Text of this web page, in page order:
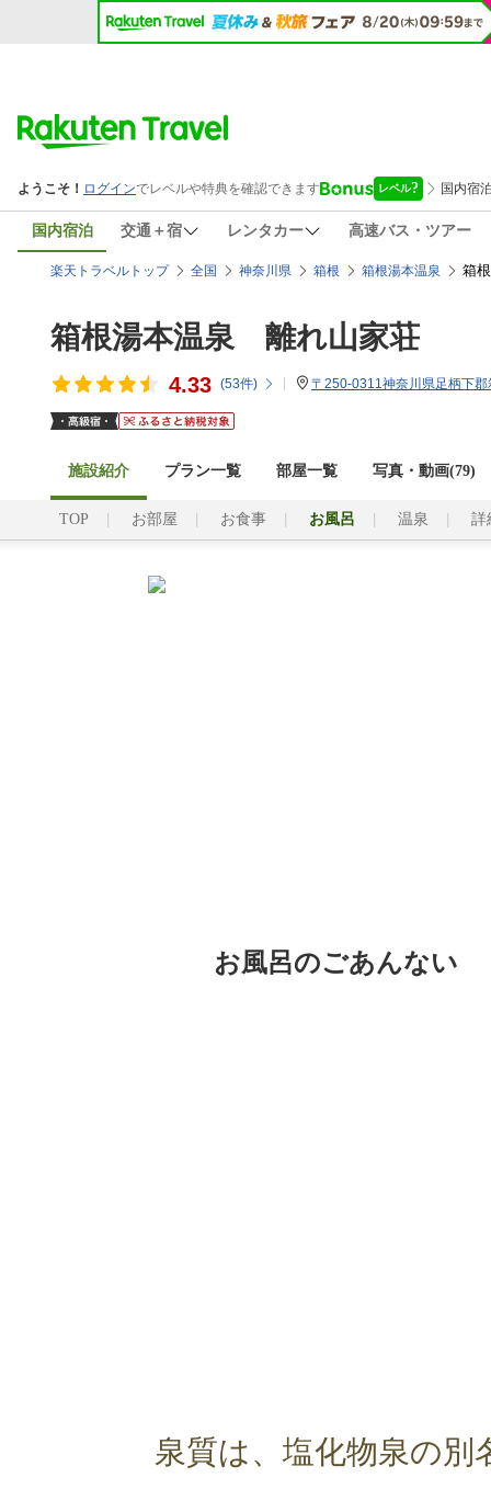
国内宿泊 交通＋宿 レンタカー 高速バス・ツアー
楽天トラベルトップ 全国 神奈川県 箱根 箱根湯本温泉 箱
箱根湯本温泉 離れ山家荘
4.33 (53件) 〒250-0311神奈川県足柄下
施設紹介 プラン一覧 部屋一覧 写真・動画(79)
TOP お部屋 お食事 お風呂 温泉 詳
お風呂のごあんない
泉質は、塩化物泉の